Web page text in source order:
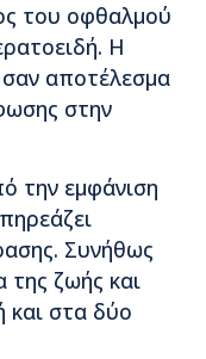
του οφθαλμού
Η
αποτέλεσμα
στην
την εμφάνιση
Συνήθως
της ζωής και
και στα δύο